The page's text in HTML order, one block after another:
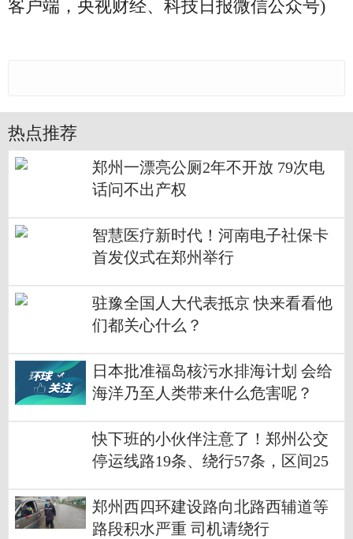
客户端，央视财经、科技日报微信公众号)
热点推荐
郑州一漂亮公厕2年不开放 79次电
话问不出产权
智慧医疗新时代！河南电子社保卡
首发仪式在郑州举行
驻豫全国人大代表抵京 快来看看他
们都关心什么？
日本批准福岛核污水排海计划 会给
海洋乃至人类带来什么危害呢？
快下班的小伙伴注意了！郑州公交
停运线路19条、绕行57条，区间25
郑州西四环建设路向北路西辅道等
路段积水严重 司机请绕行